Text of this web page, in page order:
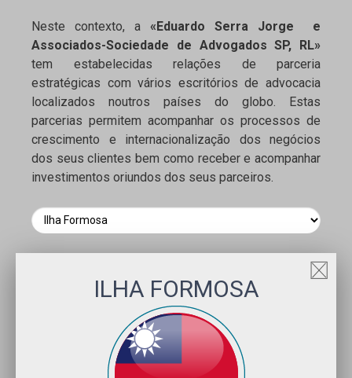
Neste contexto, a «Eduardo Serra Jorge e
Associados-Sociedade de Advogados SP, RL»
tem estabelecidas relações de parceria
estratégicas com vários escritórios de advocacia
localizados noutros países do globo. Estas
parcerias permitem acompanhar os processos de
crescimento e internacionalização dos negócios
dos seus clientes bem como receber e acompanhar
investimentos oriundos dos seus parceiros.
ILHA FORMOSA